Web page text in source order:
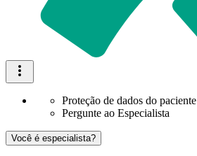
Proteção de dados do paciente
Pergunte ao Especialista
Você é especialista?